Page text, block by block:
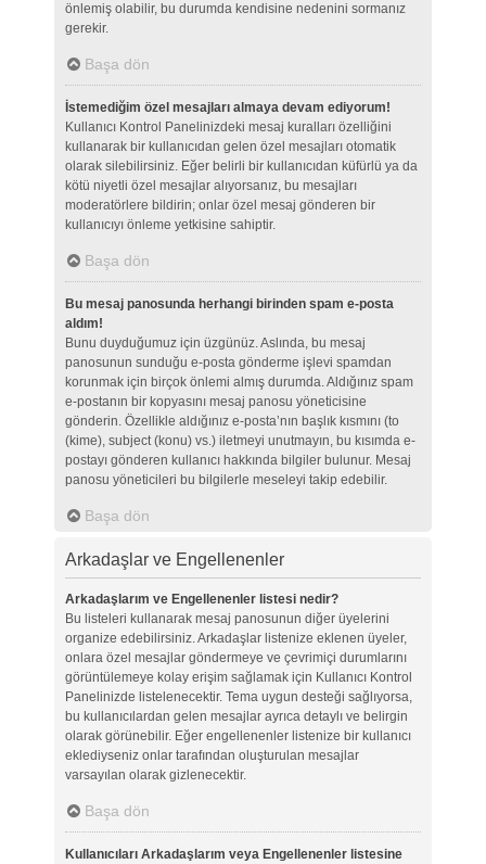
önlemiş olabilir, bu durumda kendisine nedenini sormanız
gerekir.
Başa dön
İstemediğim özel mesajları almaya devam ediyorum!
Kullanıcı Kontrol Panelinizdeki mesaj kuralları özelliğini
kullanarak bir kullanıcıdan gelen özel mesajları otomatik
olarak silebilirsiniz. Eğer belirli bir kullanıcıdan küfürlü ya da
kötü niyetli özel mesajlar alıyorsanız, bu mesajları
moderatörlere bildirin; onlar özel mesaj gönderen bir
kullanıcıyı önleme yetkisine sahiptir.
Başa dön
Bu mesaj panosunda herhangi birinden spam e-posta
aldım!
Bunu duyduğumuz için üzgünüz. Aslında, bu mesaj
panosunun sunduğu e-posta gönderme işlevi spamdan
korunmak için birçok önlemi almış durumda. Aldığınız spam
e-postanın bir kopyasını mesaj panosu yöneticisine
gönderin. Özellikle aldığınız e-posta’nın başlık kısmını (to
(kime), subject (konu) vs.) iletmeyi unutmayın, bu kısımda e-
postayı gönderen kullanıcı hakkında bilgiler bulunur. Mesaj
panosu yöneticileri bu bilgilerle meseleyi takip edebilir.
Başa dön
Arkadaşlar ve Engellenenler
Arkadaşlarım ve Engellenenler listesi nedir?
Bu listeleri kullanarak mesaj panosunun diğer üyelerini
organize edebilirsiniz. Arkadaşlar listenize eklenen üyeler,
onlara özel mesajlar göndermeye ve çevrimiçi durumlarını
görüntülemeye kolay erişim sağlamak için Kullanıcı Kontrol
Panelinizde listelenecektir. Tema uygun desteği sağlıyorsa,
bu kullanıcılardan gelen mesajlar ayrıca detaylı ve belirgin
olarak görünebilir. Eğer engellenenler listenize bir kullanıcı
eklediyseniz onlar tarafından oluşturulan mesajlar
varsayılan olarak gizlenecektir.
Başa dön
Kullanıcıları Arkadaşlarım veya Engellenenler listesine